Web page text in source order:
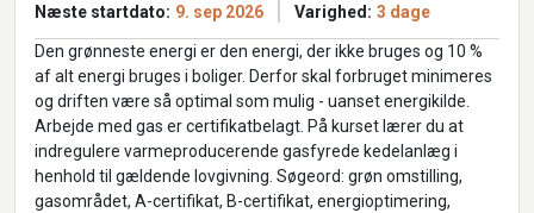
Næste startdato: 9. sep 2026 Varighed: 3 dage
Den grønneste energi er den energi, der ikke bruges og 10 %
af alt energi bruges i boliger. Derfor skal forbruget minimeres
og driften være så optimal som mulig - uanset energikilde.
Arbejde med gas er certifikatbelagt. På kurset lærer du at
indregulere varmeproducerende gasfyrede kedelanlæg i
henhold til gældende lovgivning. Søgeord: grøn omstilling,
gasområdet, A-certifikat, B-certifikat, energioptimering,